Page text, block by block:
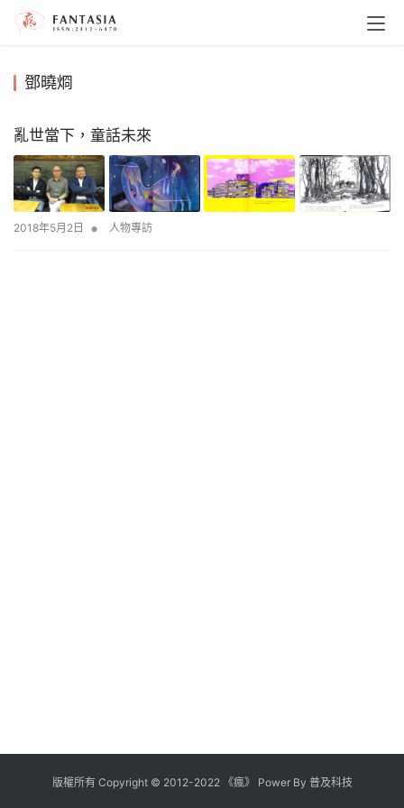
鄧曉烱
亂世當下，童話未來
2018年5月2日 • 人物專訪
版權所有 Copyright © 2012-2022《瘋》 Power By 普及科技